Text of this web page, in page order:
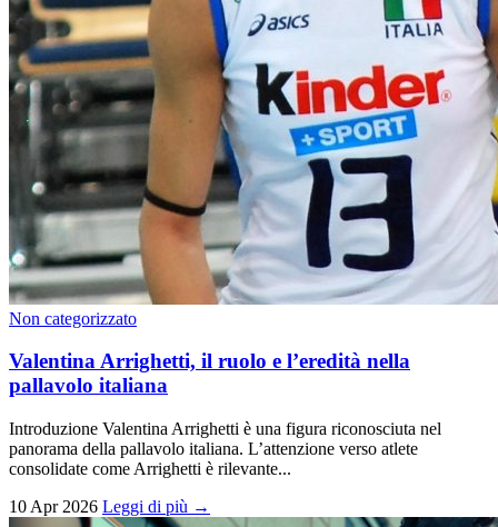
Non categorizzato
Valentina Arrighetti, il ruolo e l’eredità nella
pallavolo italiana
Introduzione Valentina Arrighetti è una figura riconosciuta nel
panorama della pallavolo italiana. L’attenzione verso atlete
consolidate come Arrighetti è rilevante...
10 Apr 2026 Leggi di più →